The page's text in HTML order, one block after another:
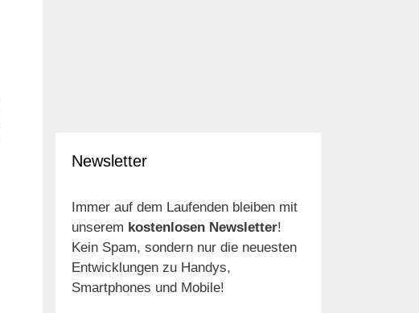
Newsletter
Immer auf dem Laufenden bleiben mit
unserem kostenlosen Newsletter!
Kein Spam, sondern nur die neuesten
Entwicklungen zu Handys,
Smartphones und Mobile!